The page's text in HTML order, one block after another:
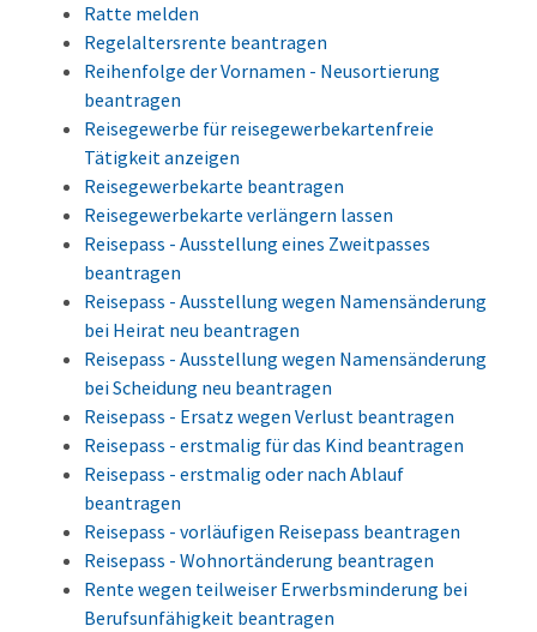
Ratte melden
Regelaltersrente beantragen
Reihenfolge der Vornamen - Neusortierung
beantragen
Reisegewerbe für reisegewerbekartenfreie
Tätigkeit anzeigen
Reisegewerbekarte beantragen
Reisegewerbekarte verlängern lassen
Reisepass - Ausstellung eines Zweitpasses
beantragen
Reisepass - Ausstellung wegen Namensänderung
bei Heirat neu beantragen
Reisepass - Ausstellung wegen Namensänderung
bei Scheidung neu beantragen
Reisepass - Ersatz wegen Verlust beantragen
Reisepass - erstmalig für das Kind beantragen
Reisepass - erstmalig oder nach Ablauf
beantragen
Reisepass - vorläufigen Reisepass beantragen
Reisepass - Wohnortänderung beantragen
Rente wegen teilweiser Erwerbsminderung bei
Berufsunfähigkeit beantragen